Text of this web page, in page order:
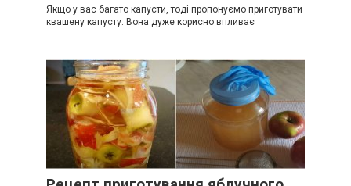
Якщо у вас багато капусти, тоді пропонуємо приготувати
квашену капусту. Вона дуже корисно впливає